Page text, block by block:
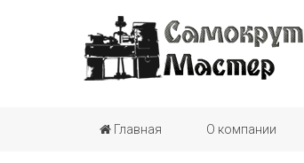
Главная О компании